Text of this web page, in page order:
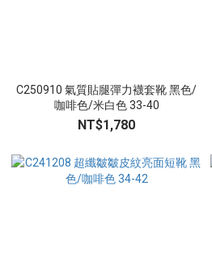
C250910 氣質貼腿彈力襪套靴 黑色/
咖啡色/米白色 33-40
NT$1,780